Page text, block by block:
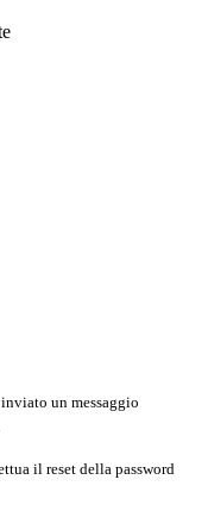
un messaggio
il reset della password